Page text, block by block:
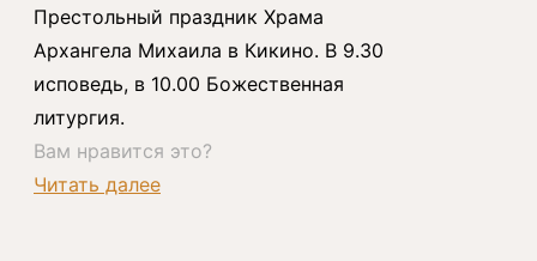
Престольный праздник Храма
Архангела Михаила в Кикино. В 9.30
исповедь, в 10.00 Божественная
литургия.
Вам нравится это?
Читать далее